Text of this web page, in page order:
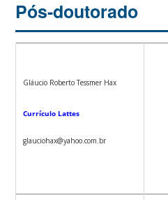
Pós-doutorado
Gláucio Roberto Tessmer Hax
Currículo Lattes
glauciohax@yahoo.com.br